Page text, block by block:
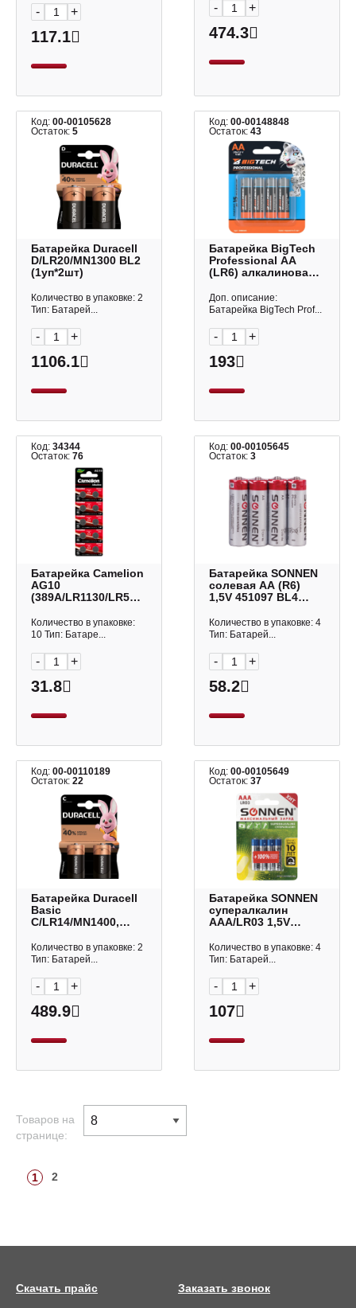
- +
117.1
- +
474.3
Код: 00-00105628
Остаток: 5
Батарейка Duraсell
D/LR20/MN1300 BL2
(1уп*2шт)
Количество в упаковке: 2
Тип: Батарей...
- +
1106.1
Код:00-00148848
Остаток:43
Батарейка BigTech
Professional AA
(LR6) алкалиновая
Доп. описание:
Батарейка BigTech Prof...
- +
193
Код: 34344
Остаток: 76
Батарейка Camelion
AG10
(389A/LR1130/LR54/189)
диск 1шт
Количество в упаковке:
10 Тип: Батаре...
- +
31.8
Код:00-00105645
Остаток:3
Батарейка SONNEN
солевая AA (R6)
1,5V 451097 BL4
Количество в упаковке: 4
Тип: Батарей...
- +
58.2
Код: 00-00110189
Остаток: 22
Батарейка Duraсell
Basic
C/LR14/MN1400,
(1уп*2шт)
Количество в упаковке: 2
Тип: Батарей...
- +
489.9
Код:00-00105649
Остаток:37
Батарейка SONNEN
супералкалин
AAА/LR03 1,5V
(1уп*4шт.)
Количество в упаковке: 4
Тип: Батарей...
- +
107
Товаров на
странице:
1 2
Заказать звонок
Скачать прайс